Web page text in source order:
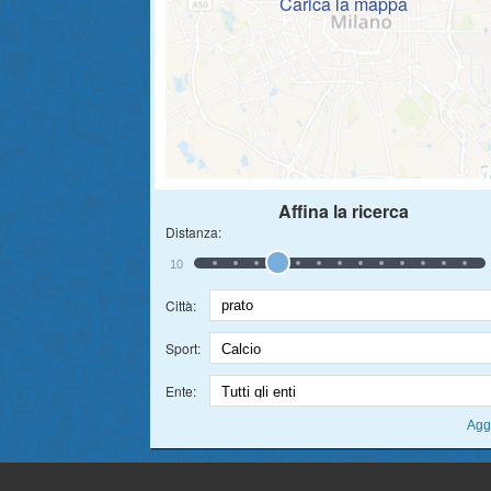
Affina la ricerca
Distanza:
10
Città:
Sport:
Ente: